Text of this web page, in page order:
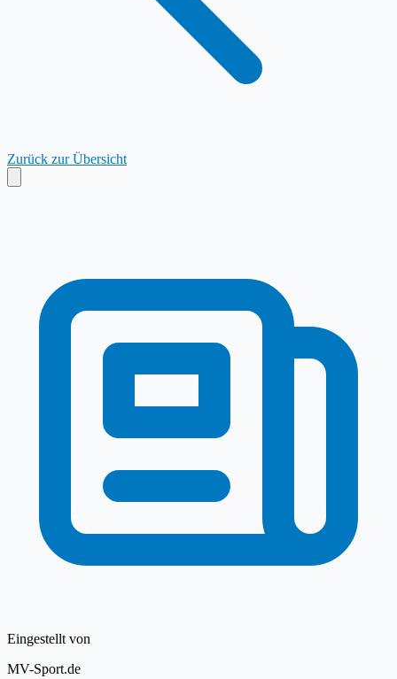
Zurück zur Übersicht
Eingestellt von
MV-Sport.de